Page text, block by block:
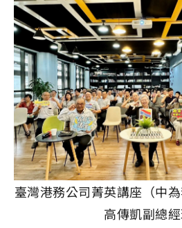
臺灣港務公司菁英講座（中
高傳凱副總經